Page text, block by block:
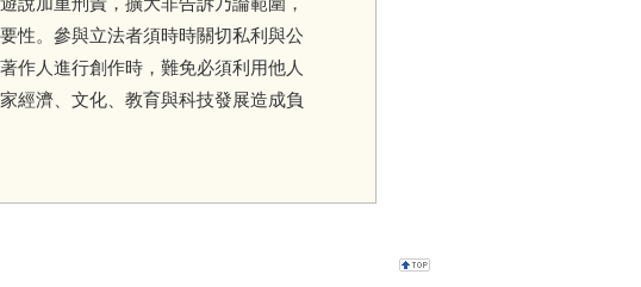
性。參與立法者須時時關切私利與公
作人進行創作時，難免必須利用他人
經濟、文化、教育與科技發展造成負